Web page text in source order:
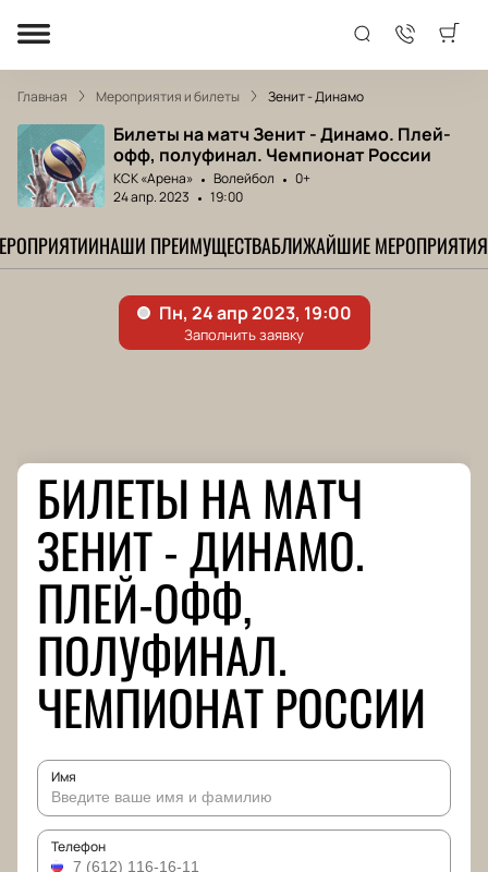
Главная Мероприятия и билеты Зенит - Динамо
Билеты на матч Зенит - Динамо. Плей-
офф, полуфинал. Чемпионат России
КСК «Арена» Волейбол
0+
24 апр. 2023
19:00
НАШИ ПРЕИМУЩЕСТВАБЛИЖАЙШИЕ МЕРОПРИЯТИЯ
БИЛЕТЫ НА МАТЧ
ЗЕНИТ - ДИНАМО.
ПЛЕЙ-ОФФ,
ПОЛУФИНАЛ.
ЧЕМПИОНАТ РОССИИ
Имя
Телефон